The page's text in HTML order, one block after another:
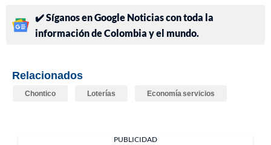
✔️ Síganos en Google Noticias con toda la
información de Colombia y el mundo.
Relacionados
Chontico Loterías Economía servicios
PUBLICIDAD